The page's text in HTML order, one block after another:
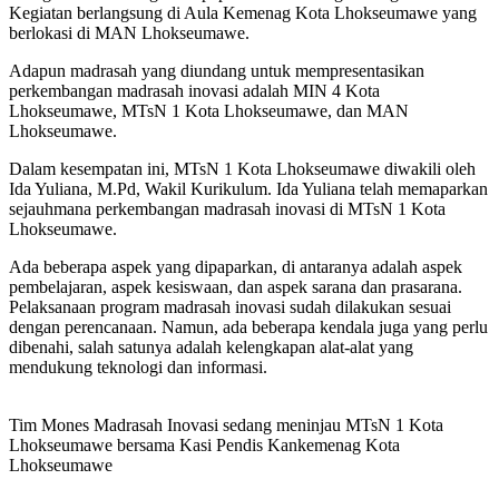
Kegiatan berlangsung di Aula Kemenag Kota Lhokseumawe yang
berlokasi di MAN Lhokseumawe.
Adapun madrasah yang diundang untuk mempresentasikan
perkembangan madrasah inovasi adalah MIN 4 Kota
Lhokseumawe, MTsN 1 Kota Lhokseumawe, dan MAN
Lhokseumawe.
Dalam kesempatan ini, MTsN 1 Kota Lhokseumawe diwakili oleh
Ida Yuliana, M.Pd, Wakil Kurikulum. Ida Yuliana telah memaparkan
sejauhmana perkembangan madrasah inovasi di MTsN 1 Kota
Lhokseumawe.
Ada beberapa aspek yang dipaparkan, di antaranya adalah aspek
pembelajaran, aspek kesiswaan, dan aspek sarana dan prasarana.
Pelaksanaan program madrasah inovasi sudah dilakukan sesuai
dengan perencanaan. Namun, ada beberapa kendala juga yang perlu
dibenahi, salah satunya adalah kelengkapan alat-alat yang
mendukung teknologi dan informasi.
Tim Mones Madrasah Inovasi sedang meninjau MTsN 1 Kota
Lhokseumawe bersama Kasi Pendis Kankemenag Kota
Lhokseumawe